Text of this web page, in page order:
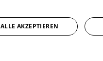
ALLE AKZEPTIEREN